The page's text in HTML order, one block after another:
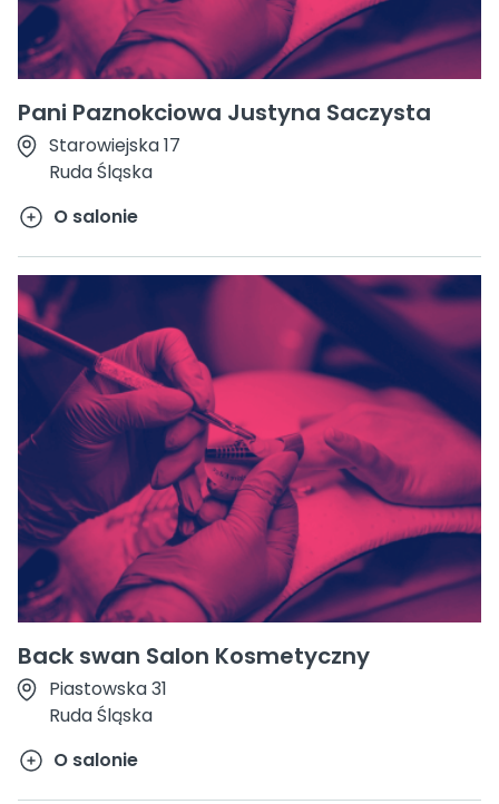
Pani Paznokciowa Justyna Saczysta
Starowiejska 17
Ruda Śląska
O salonie
Back swan Salon Kosmetyczny
Piastowska 31
Ruda Śląska
O salonie